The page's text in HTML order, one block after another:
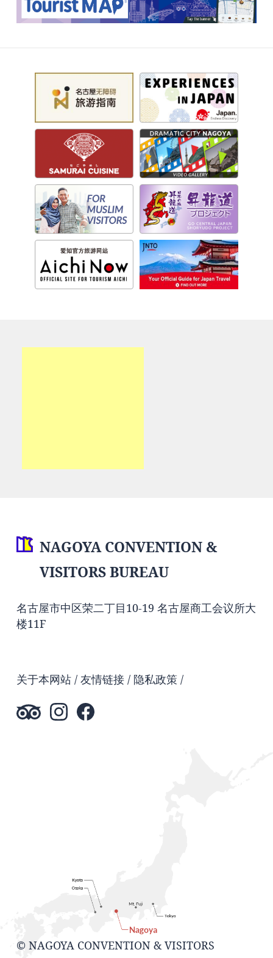
NAGOYA CONVENTION &
VISITORS BUREAU
名古屋市中区荣二丁目10-19 名古屋商工会议所大
楼11F
关于本网站 友情链接 隐私政策
© NAGOYA CONVENTION & VISITORS